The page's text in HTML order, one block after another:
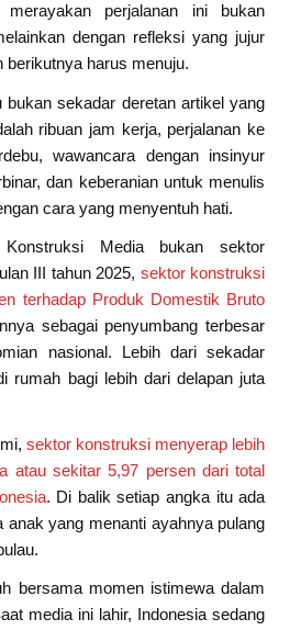
perjalanan ini bukan
dengan refleksi yang jujur
berikutnya harus menuju.
bukan sekadar deretan artikel yang
ribuan jam kerja, perjalanan ke
wawancara dengan insinyur
dan keberanian untuk menulis
cara yang menyentuh hati.
Media bukan sektor
III tahun 2025, sektor konstruksi
terhadap Produk Domestik Bruto
sebagai penyumbang terbesar
nasional. Lebih dari sekadar
rumah bagi lebih dari delapan juta
sektor konstruksi menyerap lebih
atau sekitar 5,97 persen dari total
. Di balik setiap angka itu ada
anak yang menanti ayahnya pulang
bersama momen istimewa dalam
media ini lahir, Indonesia sedang